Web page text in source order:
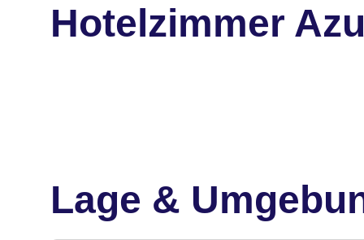
Hotelzimmer
Lage &